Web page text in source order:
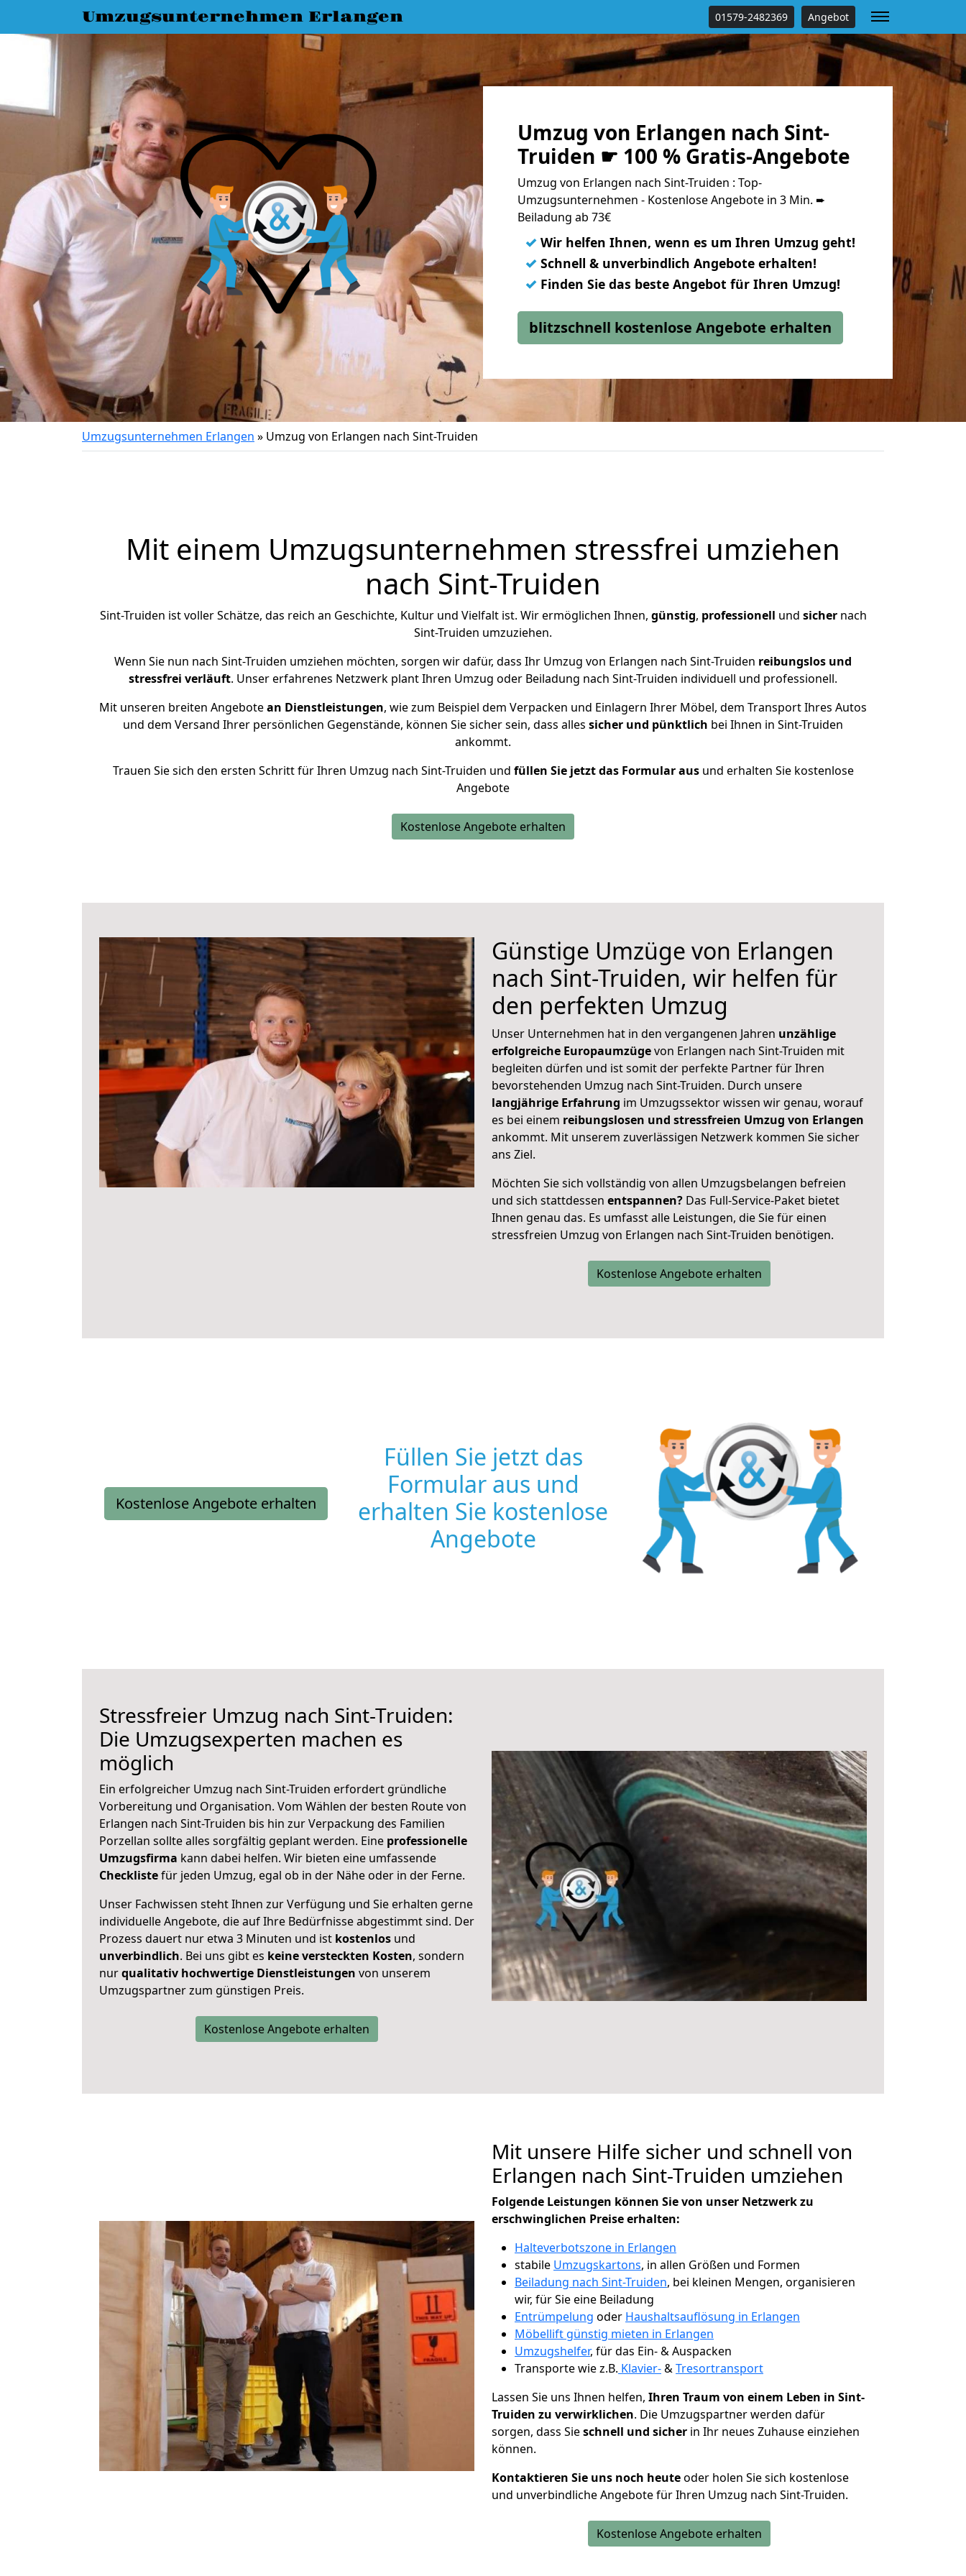
Umzugsunternehmen Erlangen 01579-2482369 Angebot
Umzug von Erlangen nach Sint-
Truiden ☛ 100 % Gratis-Angebote
Umzug von Erlangen nach Sint-Truiden : Top-
Umzugsunternehmen - Kostenlose Angebote in 3 Min. ➨
Beiladung ab 73€
✓ Wir helfen Ihnen, wenn es um Ihren Umzug geht!
✓ Schnell & unverbindlich Angebote erhalten!
✓ Finden Sie das beste Angebot für Ihren Umzug!
blitzschnell kostenlose Angebote erhalten
Umzugsunternehmen Erlangen » Umzug von Erlangen nach Sint-Truiden
Mit einem Umzugsunternehmen stressfrei umziehen
nach Sint-Truiden
Sint-Truiden ist voller Schätze, das reich an Geschichte, Kultur und Vielfalt ist. Wir ermöglichen Ihnen, günstig, professionell und sichernach
Sint-Truiden umzuziehen.
Wenn Sie nun nach Sint-Truiden umziehen möchten, sorgen wir dafür, dass Ihr Umzug von Erlangen nach Sint-Truiden reibungslos und
stressfrei verläuft. Unser erfahrenes Netzwerk plant Ihren Umzug oder Beiladung nach Sint-Truiden individuell und professionell.
Mit unseren breiten Angebotean Dienstleistungen, wie zum Beispiel dem Verpacken und Einlagern Ihrer Möbel, dem Transport Ihres Autos
und dem Versand Ihrer persönlichen Gegenstände, können Sie sicher sein, dass alles sicher und pünktlich bei Ihnen in Sint-Truiden
ankommt.
Trauen Sie sich den ersten Schritt für Ihren Umzug nach Sint-Truiden und füllen Sie jetzt das Formular ausund erhalten Sie kostenlose
Angebote
Kostenlose Angebote erhalten
Günstige Umzüge von Erlangen
nach Sint-Truiden, wir helfen für
den perfekten Umzug
Unser Unternehmen hat in den vergangenen Jahren unzählige
erfolgreiche Europaumzügevon Erlangen nach Sint-Truiden mit
begleiten dürfen und ist somit der perfekte Partner für Ihren
bevorstehenden Umzug nach Sint-Truiden. Durch unsere
langjährige Erfahrung im Umzugssektor wissen wir genau, worauf
es bei einem reibungslosen und stressfreien Umzug von Erlangen
ankommt. Mit unserem zuverlässigen Netzwerk kommen Sie sicher
ans Ziel.
Möchten Sie sich vollständig von allen Umzugsbelangen befreien
und sich stattdessen entspannen? Das Full-Service-Paket bietet
Ihnen genau das. Es umfasst alle Leistungen, die Sie für einen
stressfreien Umzug von Erlangen nach Sint-Truiden benötigen.
Kostenlose Angebote erhalten
Kostenlose Angebote erhalten
Füllen Sie jetzt das
Formular aus und
erhalten Sie kostenlose
Angebote
Stressfreier Umzug nach Sint-Truiden:
Die Umzugsexperten machen es
möglich
Ein erfolgreicher Umzug nach Sint-Truiden erfordert gründliche
Vorbereitung und Organisation. Vom Wählen der besten Route von
Erlangen nach Sint-Truiden bis hin zur Verpackung des Familien
Porzellan sollte alles sorgfältig geplant werden. Eine professionelle
Umzugsfirma kann dabei helfen. Wir bieten eine umfassende
Checklistefür jeden Umzug, egal ob in der Nähe oder in der Ferne.
Unser Fachwissen steht Ihnen zur Verfügung und Sie erhalten gerne
individuelle Angebote, die auf Ihre Bedürfnisse abgestimmt sind. Der
Prozess dauert nur etwa 3 Minuten und ist kostenlos und
unverbindlich. Bei uns gibt es keine versteckten Kosten, sondern
nurqualitativ hochwertige Dienstleistungen von unserem
Umzugspartner zum günstigen Preis.
Kostenlose Angebote erhalten
Mit unsere Hilfe sicher und schnell von
Erlangen nach Sint-Truiden umziehen
Folgende Leistungen können Sie von unser Netzwerk zu
erschwinglichen Preise erhalten:
Halteverbotszone in Erlangen
stabile Umzugskartons, in allen Größen und Formen
Beiladung nach Sint-Truiden, bei kleinen Mengen, organisieren
wir, für Sie eine Beiladung
Entrümpelung oder Haushaltsauflösung in Erlangen
Möbellift günstig mieten in Erlangen
Umzugshelfer, für das Ein- & Auspacken
Transporte wie z.B. Klavier-&Tresortransport
Lassen Sie uns Ihnen helfen, Ihren Traum von einem Leben in Sint-
Truiden zu verwirklichen. Die Umzugspartner werden dafür
sorgen, dass Sieschnell und sicher in Ihr neues Zuhause einziehen
können.
Kontaktieren Sie uns noch heuteoder holen Sie sich kostenlose
und unverbindliche Angebote für Ihren Umzug nach Sint-Truiden.
Kostenlose Angebote erhalten